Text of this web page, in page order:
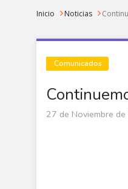
Sobrescribir
Inicio Noticias
Comunicados
27 de Noviembre